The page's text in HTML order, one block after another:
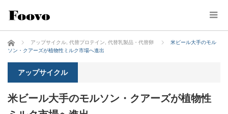
ホーム アップサイクル 代替プロテイン 代替乳製品・代替卵
米ビール大手のモル
ソン・クアーズが植物性ミルク市場へ進出
アップサイクル
米ビール大手のモルソン・クアーズが植物性